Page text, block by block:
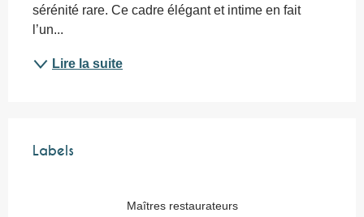
sérénité rare. Ce cadre élégant et intime en fait
l’un...
Lire la suite
Labels
Labels
Maîtres restaurateurs